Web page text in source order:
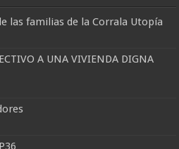
las familias de la Corrala Utopía
A UNA VIVIENDA DIGNA